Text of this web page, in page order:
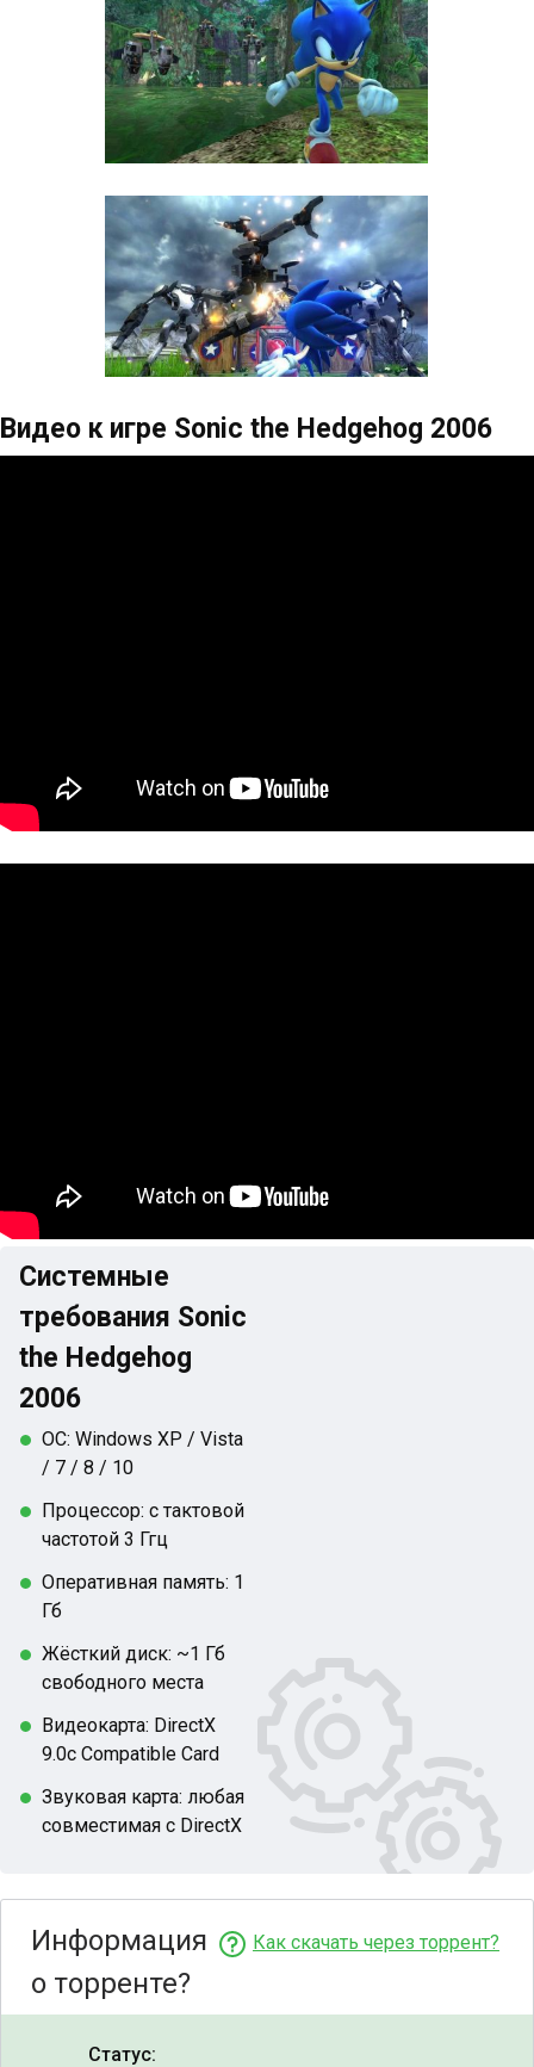
Видео к игре Sonic the Hedgehog 2006
Системные
требования Sonic
the Hedgehog
2006
ОС: Windows XP / Vista
/ 7 / 8 / 10
Процессор: с тактовой
частотой 3 Ггц
Оперативная память: 1
Гб
Жёсткий диск: ~1 Гб
свободного места
Видеокарта: DirectX
9.0c Compatible Card
Звуковая карта: любая
совместимая с DirectX
Как скачать через торрент?
Информация
о торренте?
Статус: